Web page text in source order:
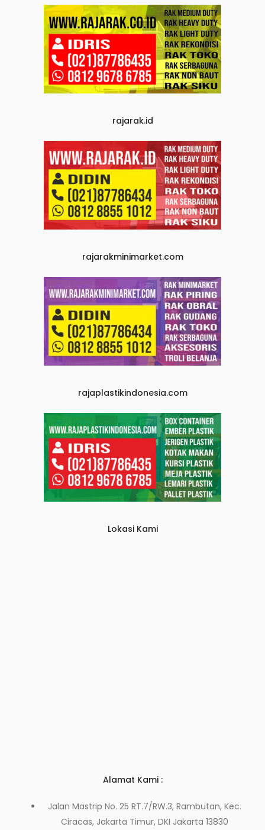
rajarak.id
rajarakminimarket.com
rajaplastikindonesia.com
Lokasi Kami
Alamat Kami :
Jalan Mastrip No. 25 RT.7/RW.3, Rambutan, Kec.
Ciracas, Jakarta Timur, DKI Jakarta 13830